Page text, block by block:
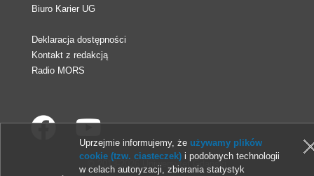
Biuro Karier UG
Deklaracja dostępności
Kontakt z redakcją
Radio MORS
© 2013-2026 Uniwersytet Gdański
Uprzejmie informujemy, że używamy plików
cookie (tzw. ciasteczek) i podobnych technologii
w celach autoryzacji, zbierania statystyk